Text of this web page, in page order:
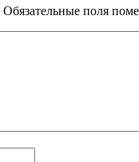
Обязательные поля